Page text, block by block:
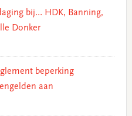
bij… HDK, Banning,
Donker
beperking
aan